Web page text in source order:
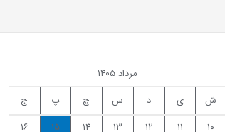
مرداد ۱۴۰۵
ش
ی د س چ پ
ج
۱۰
۱۱ ۱۲ ۱۳ ۱۴ ۱۵ ۱۶